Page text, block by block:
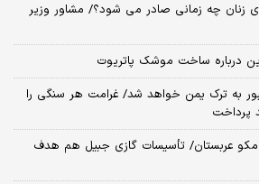
زنان چه زمانی صادر می شود؟/ مشاور وزیر
درباره ساخت موشک پاتریوت
به ترک یمن خواهد شد/ غرامت هر سنگی را
پرداخت
عربستان/ تأسیسات گازی جبیل هم هدف